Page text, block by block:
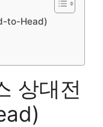
to-Head)
상대전